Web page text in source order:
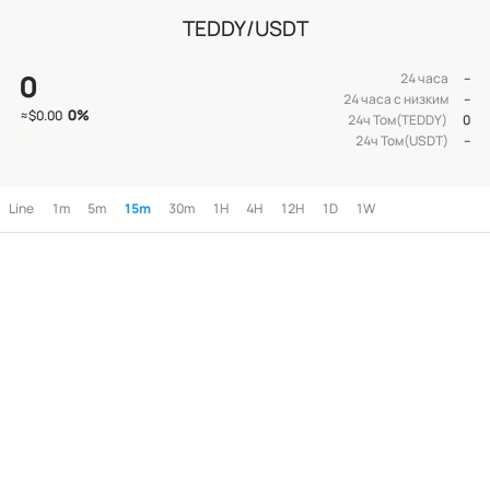
TEDDY/USDT
0
≈$0.00 0%
24 часа
--
24 часа с низким
--
24ч Том(TEDDY)
0
24ч Том(USDT)
--
Line 1m 5m 15m 30m 1H 4H 12H 1D 1W